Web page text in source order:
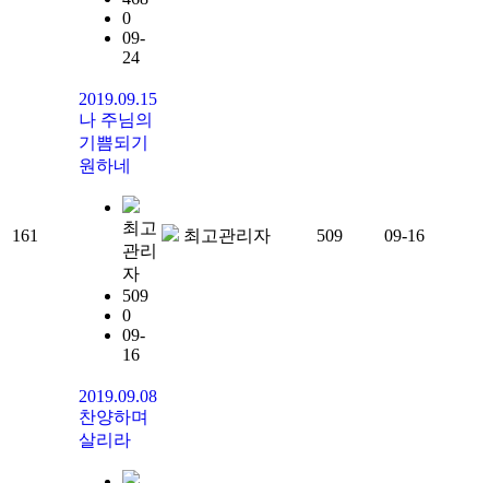
0
09-
24
161
2019.09.15
나 주님의
기쁨되기
원하네
최고
관리
자
509
0
09-
16
최고관리자 509 09-16
2019.09.08
찬양하며
살리라